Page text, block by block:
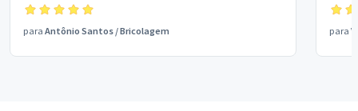
para Antônio Santos /Bricolagem para